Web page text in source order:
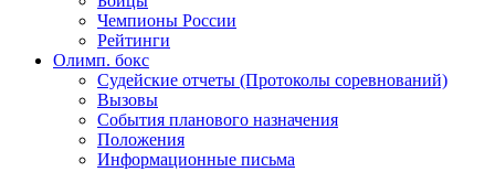
Чемпионы России
Рейтинги
Олимп. бокс
Судейские отчеты (Протоколы соревнований)
Вызовы
События планового назначения
Положения
Информационные письма